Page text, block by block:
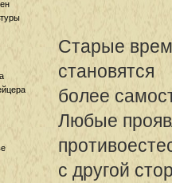
Старые
становятся
более
Любые
с другой